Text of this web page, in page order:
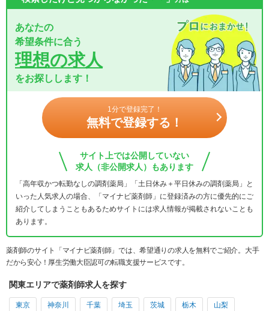
あなたの
希望条件に合う
理想の求人
をお探しします！
1分で登録完了！
無料で登録する！
サイト上では公開していない
求人（非公開求人）もあります
「高年収かつ転勤なしの調剤薬局」「土日休み＋平日休みの調剤薬局」と
いった人気求人の場合、「マイナビ薬剤師」に登録済みの方に優先的にご
紹介してしまうこともあるためサイトには求人情報が掲載されないことも
あります。
薬剤師のサイト「マイナビ薬剤師」では、希望通りの求人を無料でご紹介。大手
だから安心！厚生労働大臣認可の転職支援サービスです。
関東エリアで薬剤師求人を探す
東京 神奈川 千葉 埼玉 茨城 栃木 山梨